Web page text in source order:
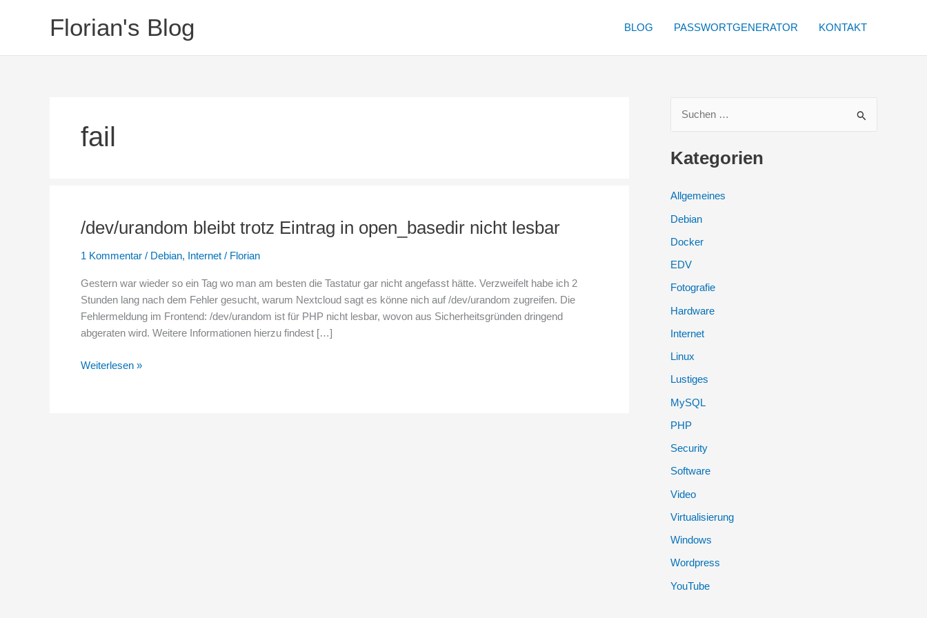
Florian's Blog BLOG PASSWORTGENERATOR KONTAKT
fail
/dev/urandom bleibt trotz Eintrag in open_basedir nicht lesbar
1 Kommentar / Debian, Internet / Florian
Gestern war wieder so ein Tag wo man am besten die Tastatur gar nicht angefasst hätte. Verzweifelt habe ich 2
Stunden lang nach dem Fehler gesucht, warum Nextcloud sagt es könne nich auf /dev/urandom zugreifen. Die
Fehlermeldung im Frontend: /dev/urandom ist für PHP nicht lesbar, wovon aus Sicherheitsgründen dringend
abgeraten wird. Weitere Informationen hierzu findest […]
/dev/urandom
Weiterlesen »
e
c
h
:
Kategorien
Allgemeines
Debian
Docker
EDV
Fotografie
Hardware
Internet
Linux
Lustiges
MySQL
PHP
Security
Software
Video
Virtualisierung
Windows
Wordpress
YouTube